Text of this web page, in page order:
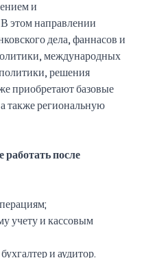
и
этом направлении
дела, фаннасов и
международных
решения
приобретают базовые
также региональную
после
учету и кассовым
и аудитор.